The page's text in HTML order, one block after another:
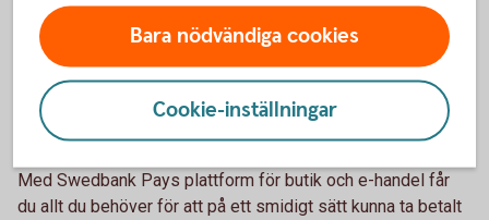
Komplettera med fler tjänster
Ta betalt av dina kunder
Med Swedbank Pays plattform för butik och e-handel får
du allt du behöver för att på ett smidigt sätt kunna ta betalt
Bara nödvändiga cookies
Cookie-inställningar